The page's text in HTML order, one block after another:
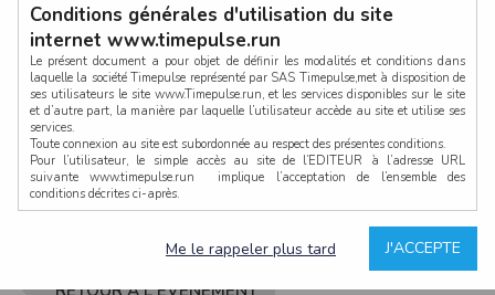
CONNEXION
RETOUR À L'ÉVÈNEMENT
Conditions générales d'utilisation du site
internet www.timepulse.run
Le présent document a pour objet de définir les modalités et conditions dans
laquelle la société Timepulse représenté par SAS Timepulse,met à disposition de
ses utilisateurs le site www.Timepulse.run, et les services disponibles sur le site
et d’autre part, la manière par laquelle l’utilisateur accède au site et utilise ses
services.
Toute connexion au site est subordonnée au respect des présentes conditions.
Pour l’utilisateur, le simple accès au site de l’EDITEUR à l’adresse URL
suivante www.timepulse.run implique l’acceptation de l’ensemble des
conditions décrites ci-après.
La structure générale du site www.timepulse.run, par quelque procédé que ce
soit, sans l'autorisation préalable et par écrit de Fourcherot Mickael et/ou de ses
J'ACCEPTE
Me le rappeler plus tard